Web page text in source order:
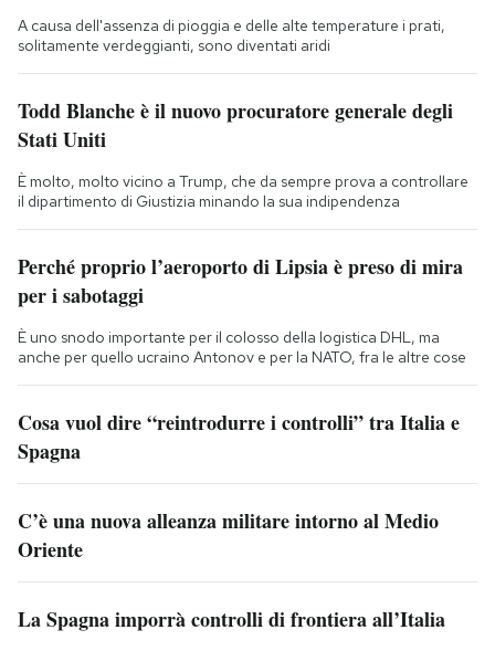
A causa dell'assenza di pioggia e delle alte temperature i prati,
solitamente verdeggianti, sono diventati aridi
Todd Blanche è il nuovo procuratore generale degli
Stati Uniti
È molto, molto vicino a Trump, che da sempre prova a controllare
il dipartimento di Giustizia minando la sua indipendenza
Perché proprio l’aeroporto di Lipsia è preso di mira
per i sabotaggi
È uno snodo importante per il colosso della logistica DHL, ma
anche per quello ucraino Antonov e per la NATO, fra le altre cose
Cosa vuol dire “reintrodurre i controlli” tra Italia e
Spagna
C’è una nuova alleanza militare intorno al Medio
Oriente
La Spagna imporrà controlli di frontiera all’Italia